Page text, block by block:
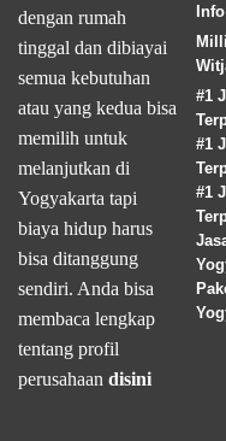
dengan rumah
tinggal dan dibiayai
semua kebutuhan
atau yang kedua bisa
memilih untuk
melanjutkan di
Yogyakarta tapi
biaya hidup harus
bisa ditanggung
sendiri. Anda bisa
membaca lengkap
tentang profil
perusahaan disini
#1
#1
#1